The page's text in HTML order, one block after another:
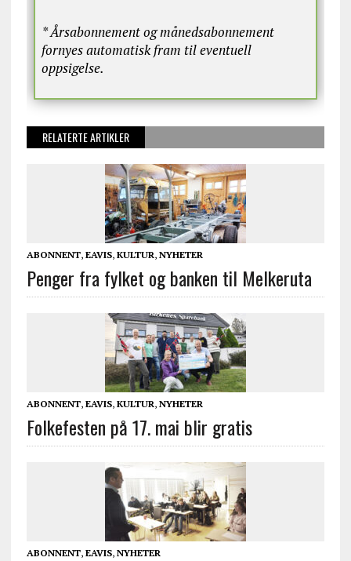
* Årsabonnement og månedsabonnement
fornyes automatisk fram til eventuell
oppsigelse.
RELATERTE ARTIKLER
ABONNENT, EAVIS, KULTUR, NYHETER
Penger fra fylket og banken til Melkeruta
ABONNENT, EAVIS, KULTUR, NYHETER
Folkefesten på 17. mai blir gratis
ABONNENT, EAVIS, NYHETER